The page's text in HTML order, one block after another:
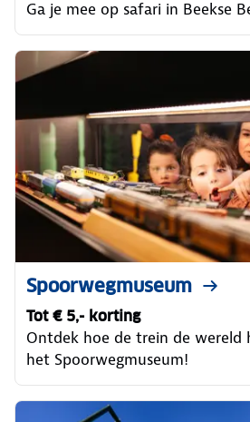
Ga je mee op safari in Beekse
Spoorwegmuseum
Tot € 5,- korting
Ontdek hoe de trein de wereld
het Spoorwegmuseum!